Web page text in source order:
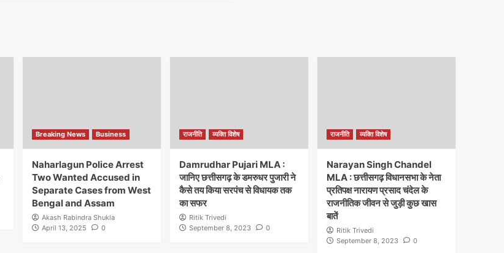
Breaking News Business
Naharlagun Police Arrest
Two Wanted Accused in
Separate Cases from West
Bengal and Assam
Akash Rabindra Shukla
April 13, 2025
0
राजनीति व्यक्ति विशेष
Damrudhar Pujari MLA :
जानिए छत्तीसगढ़ के डमरुधर पुजारी ने
कैसे तय किया सरपंच से विधायक तक
का सफर
Ritik Trivedi
September 8, 2023
0
राजनीति व्यक्ति विशेष
Narayan Singh Chandel
MLA : छत्तीसगढ़ विधानसभा के नेता
प्रतिपक्ष नारायण प्रसाद चंदेल के
राजनीतिक जीवन से जुड़ी कुछ खास
बातें
Ritik Trivedi
September 8, 2023
0